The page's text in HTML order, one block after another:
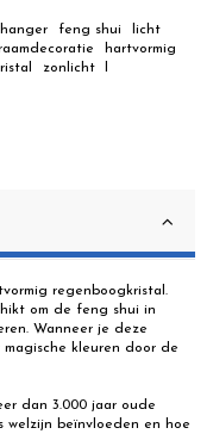
hanger feng shui
licht
hartvormig
zonlicht
regenboogkristal.
om de feng shui in
Wanneer je deze
kleuren door de
dan 3.000 jaar oude
beïnvloeden en hoe